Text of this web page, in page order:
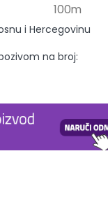
100m
i Hercegovinu
na broj: